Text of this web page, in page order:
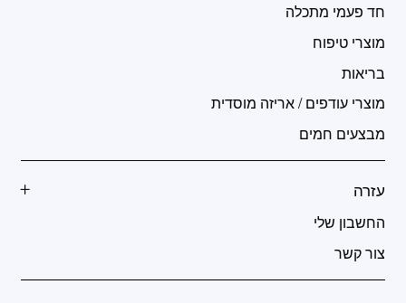
חד פעמי מתכלה
מוצרי טיפוח
בריאות
מוצרי עודפים / אריזה מוסדית
מבצעים חמים
עזרה
החשבון שלי
צור קשר